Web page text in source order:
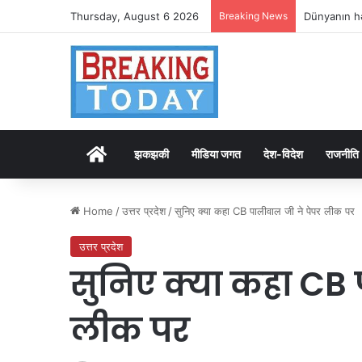
Thursday, August 6 2026 Breaking News Dünyanın
Homeझकझकी मीडिया जगत देश-विदेश राजनीति
Home /उत्तर प्रदेश /सुनिए क्या कहा CB पालीवाल जी ने पेपर लीक पर
उत्तर प्रदेश
सुनिए क्या कहा CB
लीक पर